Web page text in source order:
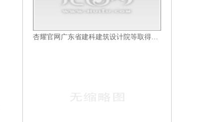
杏耀官网广东省建科建筑设计院等取得混凝土模块建筑预制双梁与预制双墙连接结构及施工方法专利